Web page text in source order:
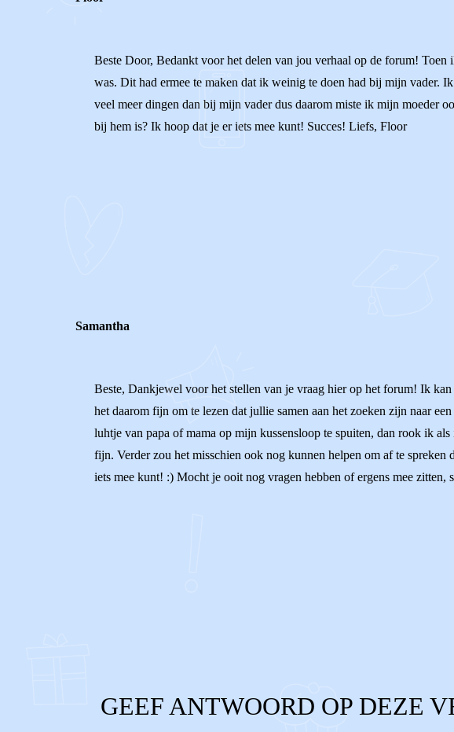
Beste Door, Bedankt voor het delen van jou verhaal op de forum!
was. Dit had ermee te maken dat ik weinig te doen had bij mijn vader.
veel meer dingen dan bij mijn vader dus daarom miste ik mijn moeder
bij hem is? Ik hoop dat je er iets mee kunt! Succes! Liefs, Floor
Samantha
Beste, Dankjewel voor het stellen van je vraag hier op het forum! Ik
het daarom fijn om te lezen dat jullie samen aan het zoeken zijn naar
luhtje van papa of mama op mijn kussensloop te spuiten, dan rook ik
fijn. Verder zou het misschien ook nog kunnen helpen om af te
iets mee kunt! :) Mocht je ooit nog vragen hebben of ergens mee zitten,
GEEF ANTWOORD OP DEZE